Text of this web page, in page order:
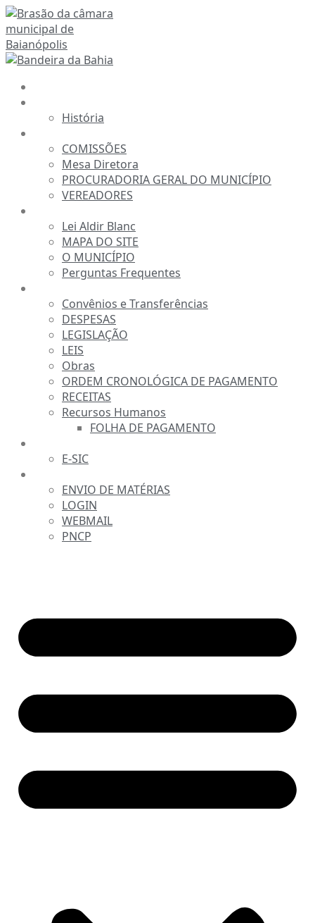
Ir
para
o
conteúdo
História
COMISSÕES
Mesa Diretora
PROCURADORIA GERAL DO MUNICÍPIO
VEREADORES
Lei Aldir Blanc
MAPA DO SITE
O MUNICÍPIO
Perguntas Frequentes
Convênios e Transferências
DESPESAS
LEGISLAÇÃO
LEIS
Obras
ORDEM CRONOLÓGICA DE PAGAMENTO
RECEITAS
Recursos Humanos
FOLHA DE PAGAMENTO
E-SIC
ENVIO DE MATÉRIAS
LOGIN
WEBMAIL
PNCP